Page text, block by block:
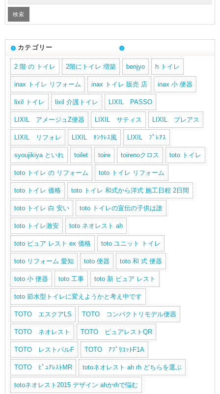
カテゴリー
2 階 の トイレ 2階にトイレ 増築 benjyo h トイレ
inax トイレ リフォーム inax トイレ 販売 店 inax 小 便器
lixil トイレ lixil 介護トイレ LIXIL PASSO
LIXIL アメージュZ便器 LIXIL サティス LIXIL プレアス
LIXIL リフォレ LIXIL ﾀﾝｸﾚｽ風 LIXIL ﾌﾟﾚｱｽ
syoujikiya といれ toilet toire toirenoクロス toto トイレ
toto トイレ の リフォーム toto トイレ リフォーム
toto トイレ 価格 toto トイレ 和式から洋式 施工日程 2日間
toto トイレ 白 安い toto トイレの宣伝の子供は誰
toto トイレ激安 toto ネオレスト ah
toto ピュア レスト ex 価格 toto ユニット トイレ
toto リフォーム 愛知 toto 便器 toto 和 式 便器
toto 小 便器 toto 工事 toto 新 ピュア レスト
toto 節水型トイレに変えようかと考え中です
TOTO エスクアLS TOTO コンパクトリモデル便器
TOTO ネオレスト TOTO ピュアレストQR
TOTO レストパルF TOTO ｱﾌﾟﾘｺｯﾄF1A
TOTO ﾋﾟｭｱﾚｽﾄMR totoネオレスト ah rh どちらを選ぶ
totoネオレスト2015 デザイン ahかrhで悩む